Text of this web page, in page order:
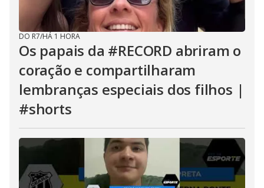
DO R7/HÁ 1 HORA
Os papais da #RECORD abriram o
coração e compartilharam
lembranças especiais dos filhos |
#shorts